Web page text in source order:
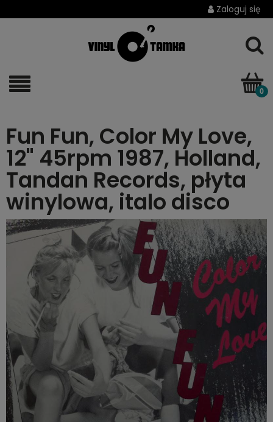
Zaloguj się
Fun Fun, Color My Love,
12" 45rpm 1987, Holland,
Tandan Records, płyta
winylowa, italo disco